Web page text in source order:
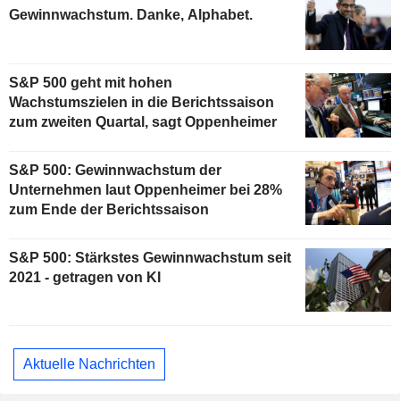
Gewinnwachstum. Danke, Alphabet.
S&P 500 geht mit hohen
Wachstumszielen in die Berichtssaison
zum zweiten Quartal, sagt Oppenheimer
S&P 500: Gewinnwachstum der
Unternehmen laut Oppenheimer bei 28%
zum Ende der Berichtssaison
S&P 500: Stärkstes Gewinnwachstum seit
2021 - getragen von KI
Aktuelle Nachrichten